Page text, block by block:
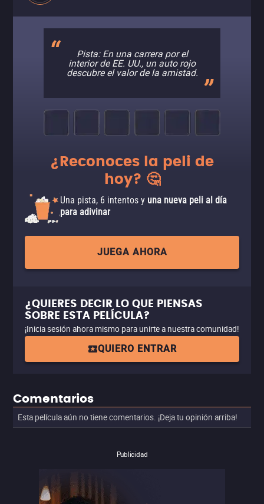
Pista: En una carrera por el
interior de EE. UU., un auto rojo
descubre el valor de la amistad.
¿Reconoces la peli de
hoy? 🤔
Una pista, 6 intentos y una nueva peli al día
para adivinar
JUEGA AHORA
¿QUIERES DECIR LO QUE PIENSAS
SOBRE ESTA PELÍCULA?
¡Inicia sesión ahora mismo para unirte a nuestra comunidad!
QUIERO ENTRAR
Comentarios
Esta película aún no tiene comentarios. ¡Deja tu opinión arriba!
Publicidad